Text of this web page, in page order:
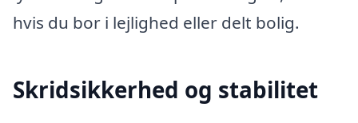
hvis du bor i lejlighed eller delt bolig.
Skridsikkerhed og stabilitet